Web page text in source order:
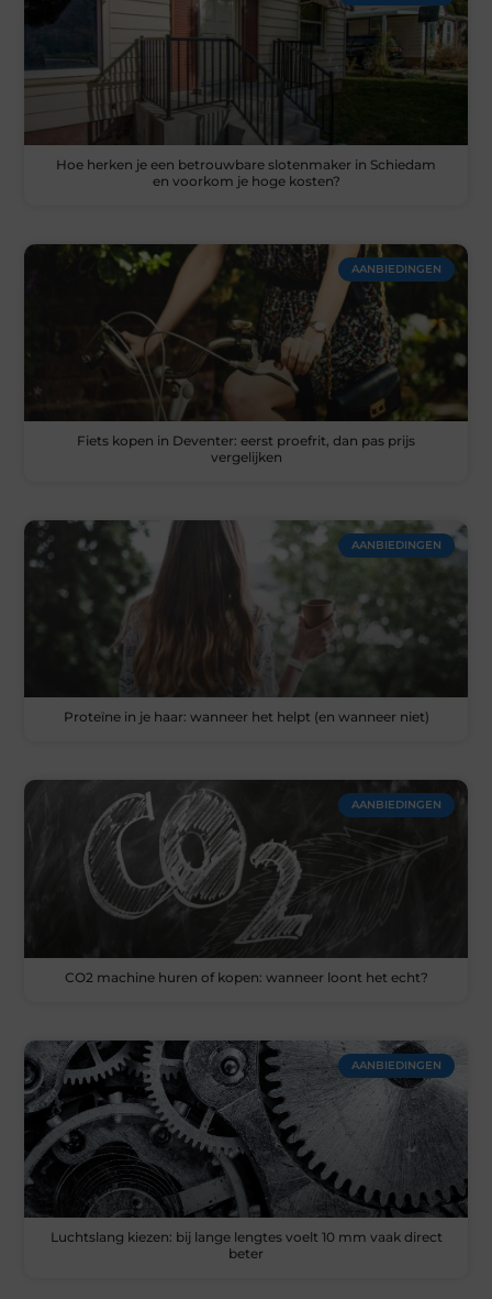
Hoe herken je een betrouwbare slotenmaker in Schiedam
en voorkom je hoge kosten?
AANBIEDINGEN
Fiets kopen in Deventer: eerst proefrit, dan pas prijs
vergelijken
AANBIEDINGEN
Proteïne in je haar: wanneer het helpt (en wanneer niet)
AANBIEDINGEN
CO2 machine huren of kopen: wanneer loont het echt?
AANBIEDINGEN
Luchtslang kiezen: bij lange lengtes voelt 10 mm vaak direct
beter